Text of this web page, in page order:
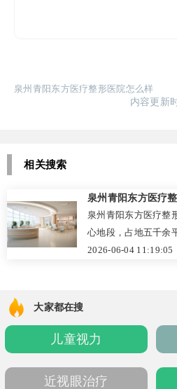
泉州青阳东方医疗整形医院怎么样
内容更新
相关搜索
泉州青阳东方医疗
泉州青阳东方医疗整
心地段，占地五千余
领域。机构资质正规
务，从3D数字化面诊
密安心。凭借严谨医
泉州求美者信赖的标
2026-06-04 11:19:05
大家都在搜
儿童视力
近视眼治疗